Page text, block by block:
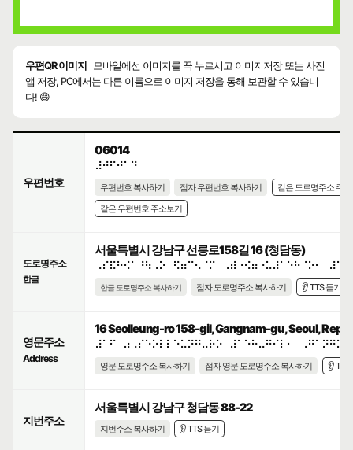
우편QR 이미지
모바일에선 이미지를 꾹 누르시고 이미지저장 또는 사진
앱 저장, PC에서는 다른 이름으로 이미지 저장을 통해 보관할 수 있습니
다! 😄
우편번호
06014
⠼⠚⠋⠚⠁⠙
우편번호 복사하기 점자 우편번호 복사하기
같은 도로명주소 주
같은 우편번호 주소보기
도로명주소
한글
서울특별시 강남구 선릉로158길 16 (청담동)
⠠⠎⠯⠓⠪⠁⠘⠳⠠⠕⠀⠫⠶⠉⠢⠈⠍⠀⠠⠾⠐⠪⠶⠐⠥⠼⠁⠑⠓⠈⠕⠂⠀⠼⠁⠋
한글 도로명주소 복사하기 점자 도로명주소 복사하기 👂 TTS 듣기
영문주소
Address
16 Seolleung-ro 158-gil, Gangnam-gu, Seoul,
영문 도로명주소 복사하기 점자 영문 도로명주소 복사하기 👂 TTS
지번주소
서울특별시 강남구 청담동 88-22
지번주소 복사하기 👂 TTS 듣기